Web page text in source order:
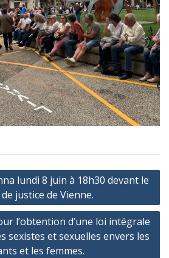
lundi 8 juin à 18h30 devant le
justice de Vienne.
l’obtention d’une loi intégrale
sexistes et sexuelles envers les
et les femmes.